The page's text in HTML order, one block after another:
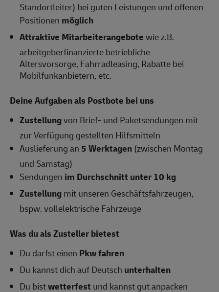
Standortleiter) bei guten Leistungen und offenen
Positionen möglich
Attraktive Mitarbeiterangebotewie z.B.
arbeitgeberfinanzierte betriebliche
Altersvorsorge, Fahrradleasing, Rabatte bei
Mobilfunkanbietern, etc.
Deine Aufgaben als Postbote bei uns
Zustellungvon Brief- und Paketsendungen mit
zur Verfügung gestellten Hilfsmitteln
Auslieferung an5 Werktagen (zwischen Montag
und Samstag)
Sendungen im Durchschnitt unter 10 kg
Zustellungmit unseren Geschäftsfahrzeugen,
bspw. vollelektrische Fahrzeuge
Was du als Zusteller bietest
Du darfst einen Pkw fahren
Du kannst dich auf Deutsch unterhalten
Du bistwetterfest und kannst gut anpacken